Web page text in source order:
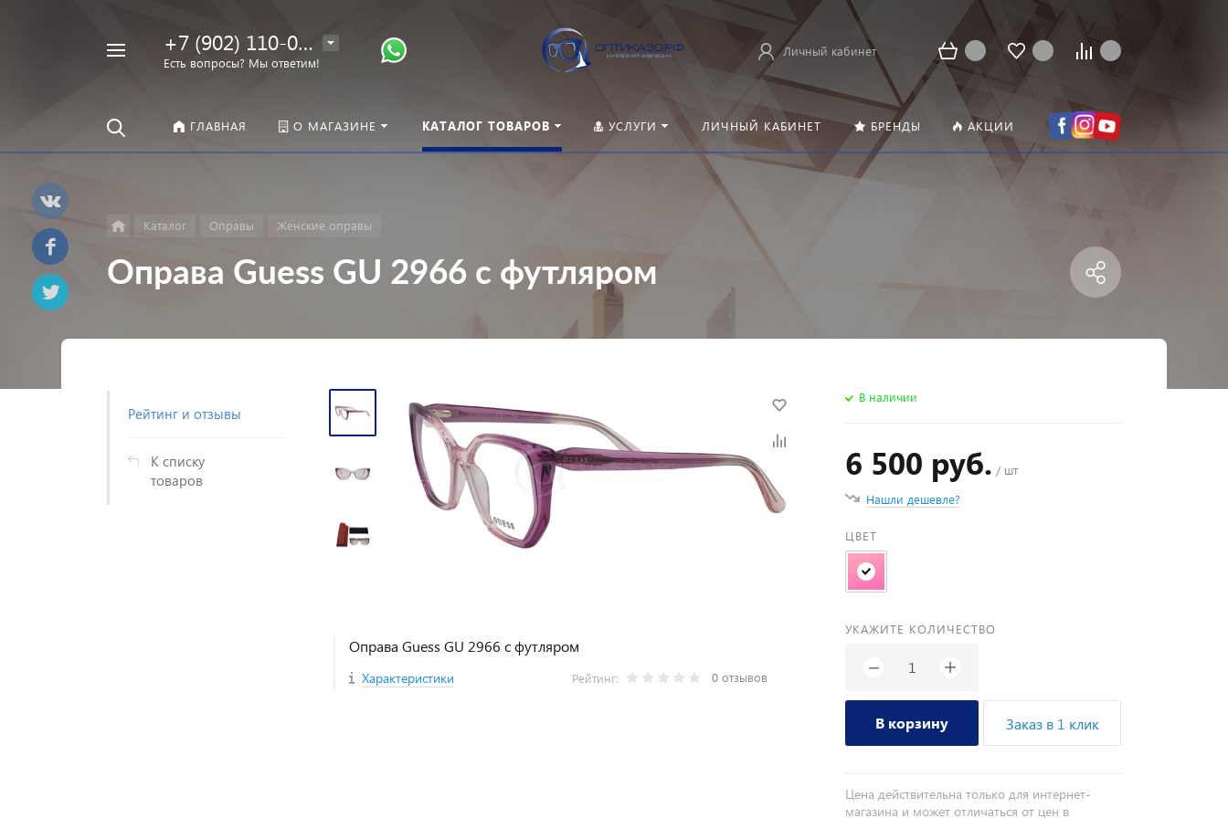
+7 (902) 110-00-22
Есть вопросы? Мы ответим!
Личный кабинет
ГЛАВНАЯ О МАГАЗИНЕ КАТАЛОГ ТОВАРОВ УСЛУГИ ЛИЧНЫЙ КАБИНЕТ БРЕНДЫ АКЦИИ
Каталог Оправы Женские оправы
Оправа Guess GU 2966 с футляром
Рейтинг и отзывы
К списку
товаров
Оправа Guess GU 2966 с футляром
Характеристики Рейтинг: 0 отзывов
В наличии
6 500 руб. / шт
Нашли дешевле?
ЦВЕТ
УКАЖИТЕ КОЛИЧЕСТВО
− +
В корзину Заказ в 1 клик
Цена действительна только для интернет-
магазина и может отличаться от цен в